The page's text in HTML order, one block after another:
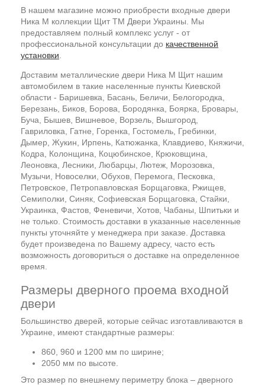
В нашем магазине можно приобрести входные двери
Ника М коллекции Щит ТМ Двери Украины. Мы
предоставляем полный комплекс услуг - от
профессиональной консультации до качественной
установки
Доставим металлические двери Ника М Щит нашим
автомобилем в такие населенные пункты Киевской
области - Баришевка, Басань, Беличи, Белогородка,
Березань, Биков, Борова, Бородянка, Боярка, Бровары,
Буча, Бышев, Вишневое, Ворзель, Вышгород,
Гавриловка, Гатне, Горенка, Гостомель, Гребинки,
Дымер, Жукин, Ирпень, Катюжанка, Клавдиево, Княжичи,
Кодра, Колонщина, Коцюбинское, Крюковщина,
Леоновка, Лесники, Любарцы, Лютеж, Морозовка,
Музычи, Новоселки, Обухов, Перемога, Песковка,
Петровское, Петропавловская Борщаговка, Ржищев,
Семиполки, Синяк, Софиевская Борщаговка, Стайки,
Украинка, Фастов, Феневичи, Хотов, Чабаны, Шпитьки и
не только. Стоимость доставки в указанные населенные
пункты уточняйте у менеджера при заказе. Доставка
будет произведена по Вашему адресу, часто есть
возможность договориться о доставке на определенное
время.
Размеры дверного проема входной
двери
Большинство дверей, которые сейчас изготавливаются в
Украине, имеют стандартные размеры:
860, 960 и 1200 мм по ширине;
2050 мм по высоте.
Это размер по внешнему периметру блока – дверного